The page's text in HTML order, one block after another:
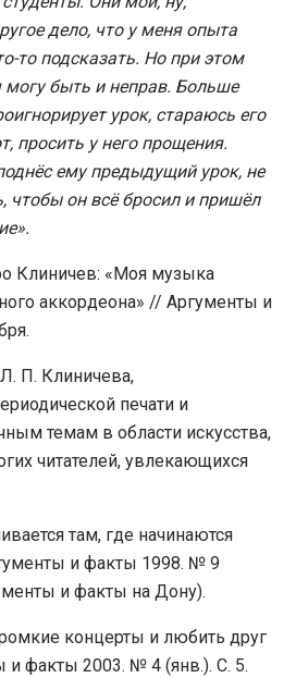
дело, что у меня опыта
то подсказать. Но при этом
могу быть и неправ. Больше
урок, стараюсь его
просить у него прощения.
ему предыдущий урок, не
чтобы он всё бросил и пришёл
Клиничев: «Моя музыка
аккордеона» // Аргументы и
П. Клиничева,
печати и
темам в области искусства,
читателей, увлекающихся
там, где начинаются
и факты 1998. № 9
и факты на Дону).
концерты и любить друг
и факты 2003. № 4 (янв.). С. 5.